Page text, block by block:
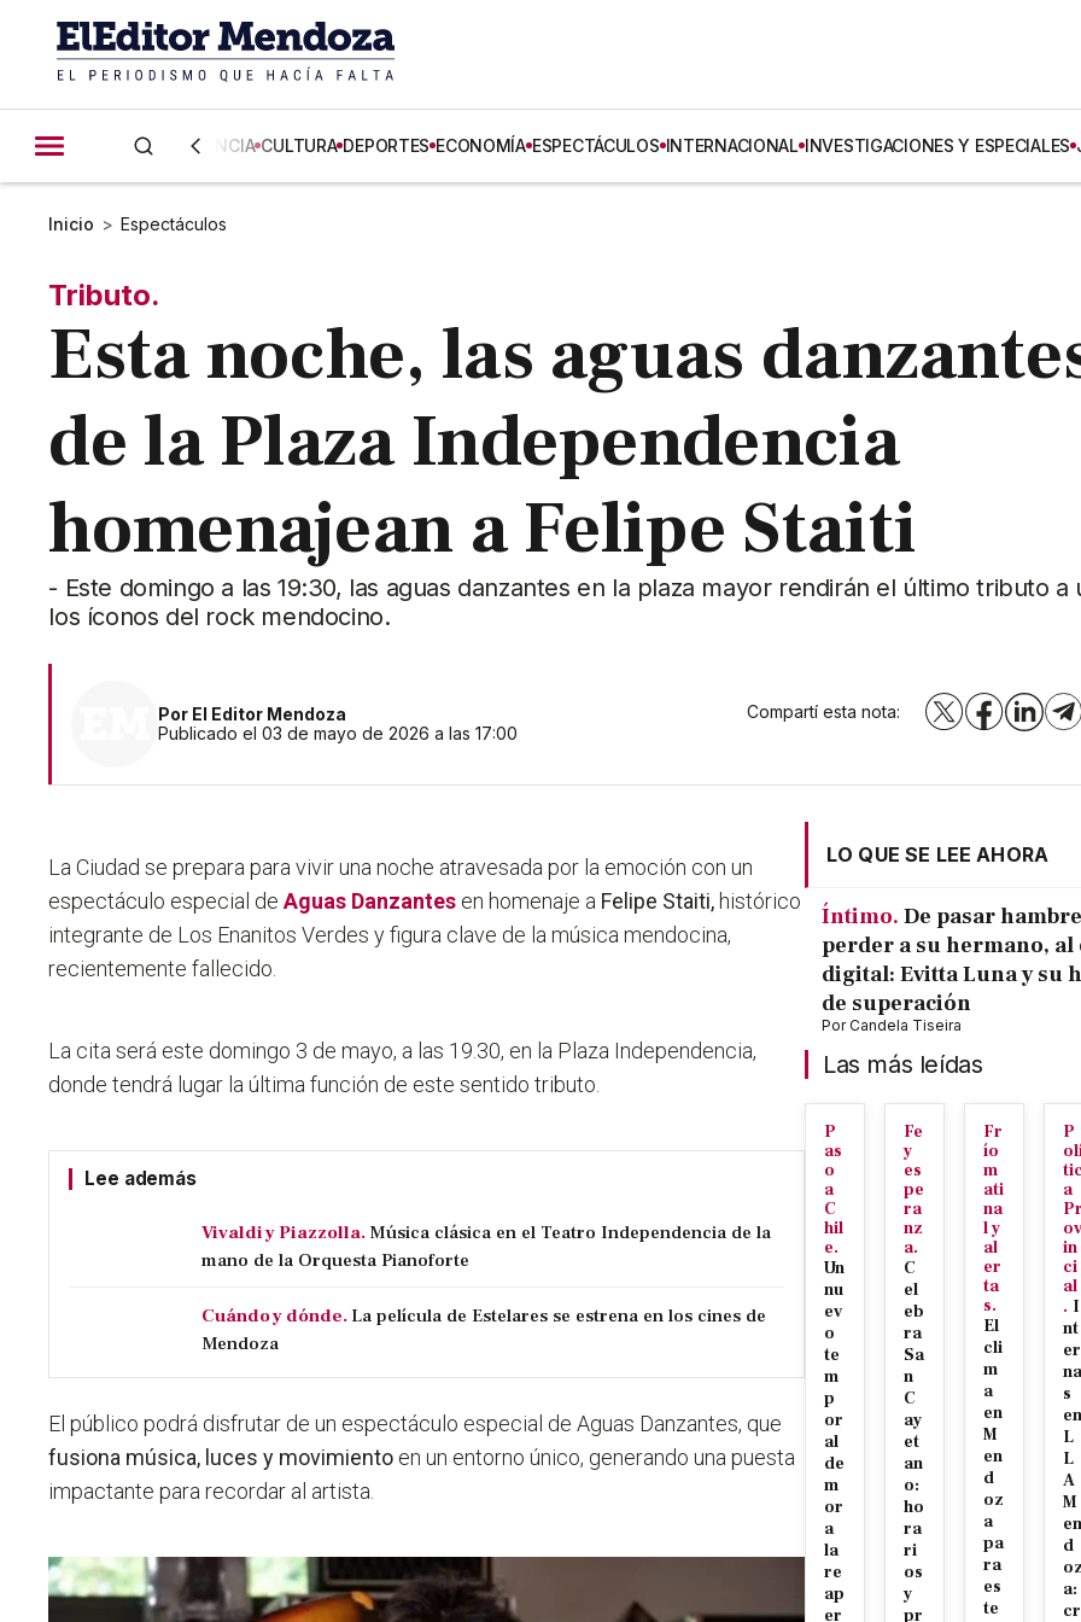
CIENCIA CULTURA DEPORTES ECONOMÍA ESPECTÁCULOS INTERNACIONAL INVESTIGACIONES Y ESPECIALES
Inicio > Espectáculos
Tributo.
Esta noche, las aguas
de la Plaza Independencia
homenajean a Felipe Staiti
- Este domingo a las 19:30, las aguas danzantes en la plaza mayor rendirán el último tributo a
los íconos del rock mendocino.
Por El Editor Mendoza
Publicado el 03 de mayo de 2026 a las 17:00
Compartí esta nota: X Facebook
La Ciudad se prepara para vivir una noche atravesada por la emoción con un
espectáculo especial de Aguas Danzantes en homenaje a Felipe Staiti, histórico
integrante de Los Enanitos Verdes y figura clave de la música mendocina,
recientemente fallecido.
La cita será este domingo 3 de mayo, a las 19.30, en la Plaza Independencia,
donde tendrá lugar la última función de este sentido tributo.
Lee además
Vivaldi y Piazzolla. Música clásica en el Teatro Independencia de la
mano de la Orquesta Pianoforte
Cuándo y dónde. La película de Estelares se estrena en los cines de
Mendoza
El público podrá disfrutar de un espectáculo especial de Aguas Danzantes, que
fusiona música, luces y movimiento en un entorno único, generando una puesta
impactante para recordar al artista.
LO QUE SE LEE AHORA
Íntimo. De pasar
perder a su hermano, al
digital: Evitta Luna y su
de superación
PorCandela Tiseira
Las más leídas
P
as
o
a
C
hil
e.
Un
nu
ev
o
te
m
p
or
al
de
m
or
a
la
re
ap
er
Fe
y
es
pe
ra
nz
a.
C
el
eb
ra
Sa
n
C
ay
et
an
o:
ho
ra
ri
os
y
pr
Fr
ío
m
ati
na
l y
al
er
ta
s.
El
cli
m
a
en
M
en
d
oz
a
pa
ra
es
te
P
a
ov
in
ci
al
. I
nt
er
na
s
en
L
L
A
M
en
d
a:
cr